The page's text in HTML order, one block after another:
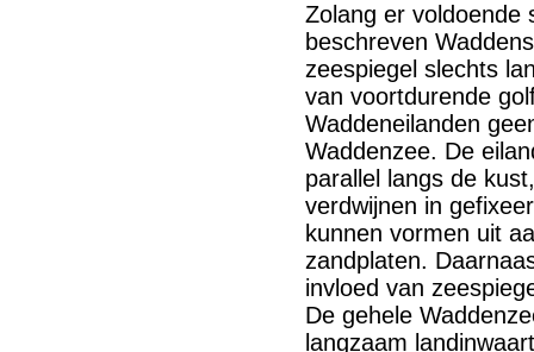
Zolang er voldoende
beschreven
zeespiegel slechts
van voortdurende
Waddeneilanden
Waddenzee. De
parallel langs de
verdwijnen in
kunnen vormen uit
zandplaten.
invloed van
De gehele
langzaam